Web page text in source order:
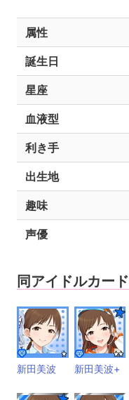
属性
誕生日
星座
血液型
利き手
出生地
趣味
声優
同アイドルカード
新田美波 新田美波+